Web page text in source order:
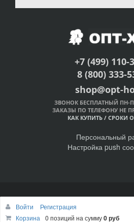
+7 (499) 110-
8 (800) 333-
shop@opt-
ЗВОНОК БЕСПЛАТНЫЙ ПН-
ЗАКАЗЫ ПО ТЕЛЕФОНУ НЕ
КАК КУПИТЬ / СРОКИ
Персональный
Настройка push
© Интернет-магазин
Войти
Регистрация
Корзина
0 позиций на сумму0 руб